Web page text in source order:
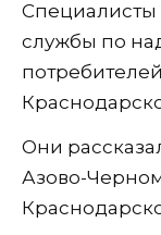
службы по
Они
Азово-